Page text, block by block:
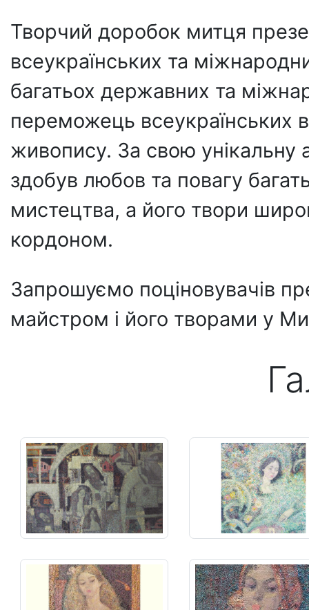
Творчий доробок митця
всеукраїнських та
багатьох державних та
переможець всеукраїнських
живопису. За свою унікальну
здобув любов та повагу
мистецтва, а його твори
кордоном.
Запрошуємо поціновувачів
майстром і його творами у